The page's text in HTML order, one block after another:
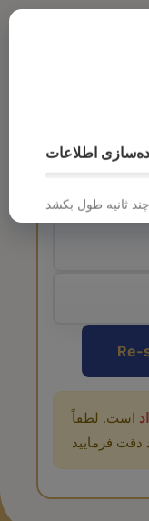
Re-
است. لطفاً
اطلاعات